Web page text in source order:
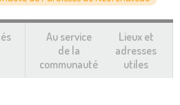
Au service
de la
communauté
Lieux et
adresses
utiles